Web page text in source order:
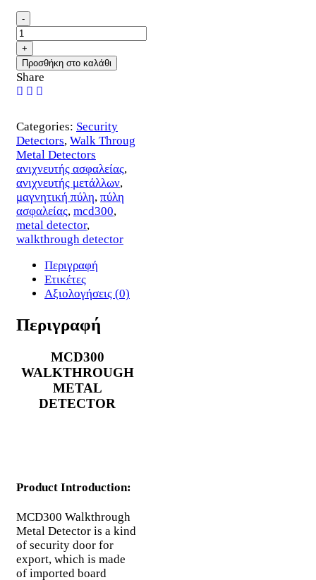
MCD300
WALKTHROUGH
METAL
DETECTOR
ποσότητα
Προσθήκη στο καλάθι
Share
Categories: Security
Detectors, Walk Throug
Metal Detectors
ανιχνευτής ασφαλείας,
ανιχνευτής μετάλλων,
μαγνητική πύλη, πύλη
ασφαλείας, mcd300,
metal detector,
walkthrough detector
Περιγραφή
Ετικέτες
Αξιολογήσεις (0)
Περιγραφή
MCD300
WALKTHROUGH
METAL
DETECTOR
Product Introduction:
MCD300 Walkthrough
Metal Detector is a kind
of security door for
export, which is made
of imported board